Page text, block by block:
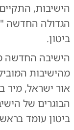
הישיבות,
הגדולה החדשה "
ביטון.
הישיבה החדשה
מהישיבות
אור ישראל, מיר
הבוגרים של
ביטון עומד